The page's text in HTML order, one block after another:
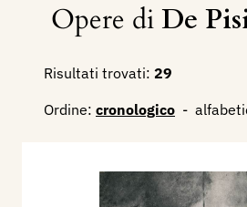
Opere diDe
Risultati trovati: 29
Ordine: cronologico -